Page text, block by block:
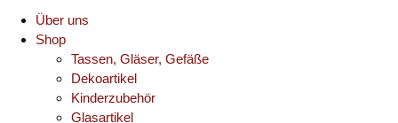
Über uns
Shop
Tassen, Gläser, Gefäße
Dekoartikel
Kinderzubehör
Glasartikel